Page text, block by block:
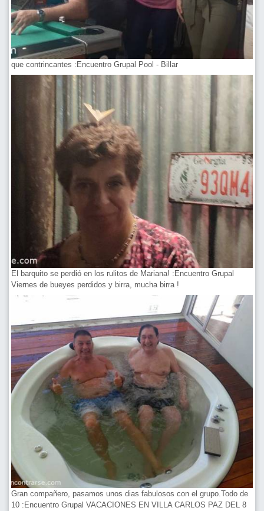
que contrincantes :Encuentro Grupal Pool - Billar
El barquito se perdió en los rulitos de Mariana! :Encuentro Grupal
Viernes de bueyes perdidos y birra, mucha birra !
Gran compañero, pasamos unos dias fabulosos con el grupo.Todo de
10 :Encuentro Grupal VACACIONES EN VILLA CARLOS PAZ DEL 8